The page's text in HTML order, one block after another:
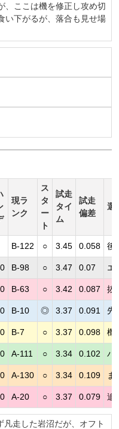
ここは機を修正し攻め切
い下がるが、落合も見せ場
現ラ
ンク
ス
タ
ー
ト
試走
タイ
ム
試走
偏差
選
B-122 ○ 3.45 0.058 後
B-98 ○ 3.47 0.07 エ
B-63 ○ 3.42 0.087 抜
B-10 ◎ 3.37 0.091 先
B-7 ○ 3.37 0.098 機
A-111 ○ 3.34 0.102 パ
A-130 ○ 3.34 0.109 ま
A-20 ○ 3.37 0.079 追
走した岩沼だが、オフト